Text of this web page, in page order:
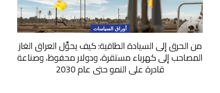
أوراق السياسات
من الحرق إلى السيادة الطاقية: كيف يحوِّل العراق الغاز
المصاحب إلى كهرباء مستقرة، ودولار محفوظ، وصناعة
قادرة على النمو حتى عام 2030